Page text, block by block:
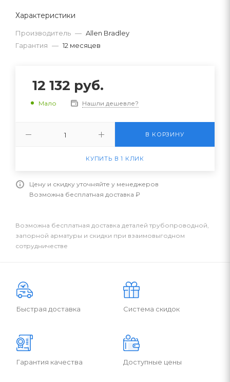
Характеристики
Производитель — Allen Bradley
Гарантия — 12 месяцев
12 132 руб.
Мало Нашли дешевле?
В КОРЗИНУ
КУПИТЬ В 1 КЛИК
Цену и скидку уточняйте у менеджеров
Возможна бесплатная доставка ₽
Возможна бесплатная доставка деталей трубопроводной,
запорной арматуры и скидки при взаимовыгодном
сотрудничестве
Быстрая доставка Система скидок
Гарантия качества Доступные цены